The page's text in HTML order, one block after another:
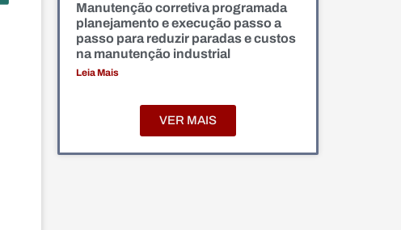
Manutenção corretiva programada
planejamento e execução passo a
passo para reduzir paradas e custos
na manutenção industrial
Leia Mais
VER MAIS